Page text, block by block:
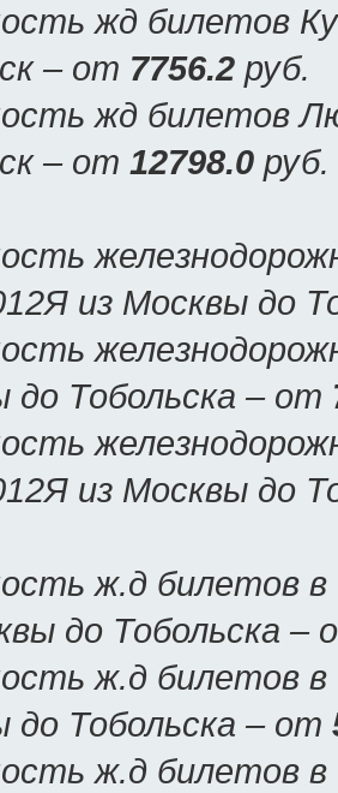
жд билетов
– от 7756.2 руб.
жд билетов
– от 12798.0 руб.
из Москвы до
до Тобольска – от
из Москвы до
ж.д билетов в
до Тобольска –
ж.д билетов в
до Тобольска – от
ж.д билетов в